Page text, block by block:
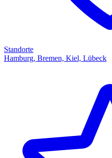
Standorte
Hamburg, Bremen, Kiel, Lübeck